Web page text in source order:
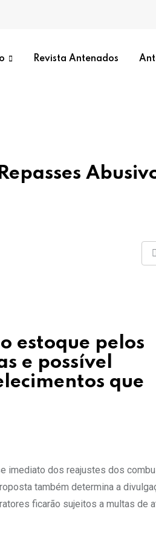
Revista Antenados
estoque pelos
e possível
que
imediato dos reajustes dos
também determina a
ficarão sujeitos a multas de